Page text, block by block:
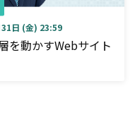
日 (金) 23:59
を動かすWebサイト